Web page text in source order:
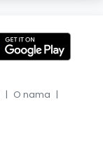
| O nama |